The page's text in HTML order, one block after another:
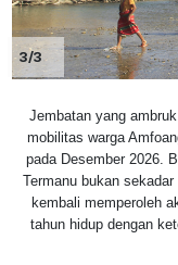
3/3
Jembatan yang
mobilitas warga
pada Desember 2026.
Termanu bukan
kembali memperoleh
tahun hidup dengan